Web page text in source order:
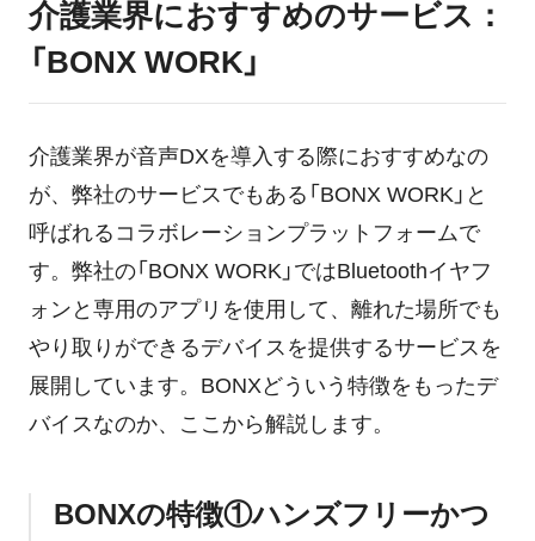
介護業界におすすめのサービス：
「BONX WORK」
介護業界が音声DXを導入する際におすすめなの
が、弊社のサービスでもある「BONX WORK」と
呼ばれるコラボレーションプラットフォームで
す。弊社の「BONX WORK」ではBluetoothイヤフ
ォンと専用のアプリを使用して、離れた場所でも
やり取りができるデバイスを提供するサービスを
展開しています。BONXどういう特徴をもったデ
バイスなのか、ここから解説します。
BONXの特徴①ハンズフリーかつ